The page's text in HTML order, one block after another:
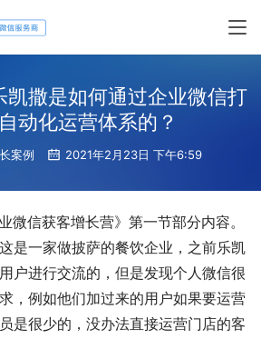
凯撒是如何通过企业微信打
动化运营体系的？
案例 2021年2月23日 下午6:59
微信获客增长营》第一节部分内容。
是一家做披萨的餐饮企业，之前乐凯
户进行交流的，但是发现个人微信很
，例如他们加过来的用户如果要运营
是很少的，没办法直接运营门店的客